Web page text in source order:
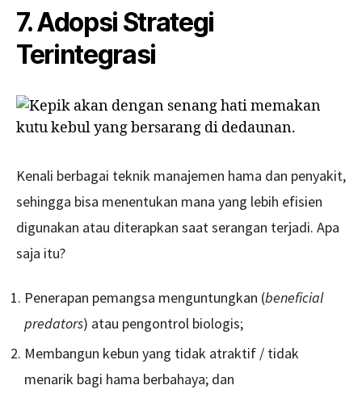
7. Adopsi Strategi
Terintegrasi
Kenali berbagai teknik manajemen hama dan penyakit,
sehingga bisa menentukan mana yang lebih efisien
digunakan atau diterapkan saat serangan terjadi. Apa
saja itu?
Penerapan pemangsa menguntungkan (beneficial
predators) atau pengontrol biologis;
Membangun kebun yang tidak atraktif / tidak
menarik bagi hama berbahaya; dan